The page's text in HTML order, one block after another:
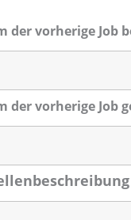
der vorherige Job
der vorherige Job